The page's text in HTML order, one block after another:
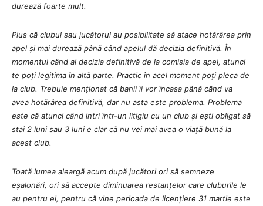
durează foarte mult.
Plus că clubul sau jucătorul au posibilitate să atace hotărârea prin
apel și mai durează până când apelul dă decizia definitivă. În
momentul când ai decizia definitivă de la comisia de apel, atunci
te poți legitima în altă parte. Practic în acel moment poți pleca de
la club. Trebuie menționat că banii îi vor încasa până când va
avea hotărârea definitivă, dar nu asta este problema. Problema
este că atunci când intri într-un litigiu cu un club și ești obligat să
stai 2 luni sau 3 luni e clar că nu vei mai avea o viață bună la
acest club.
Toată lumea aleargă acum după jucători ori să semneze
eșalonări, ori să accepte diminuarea restanțelor care cluburile le
au pentru ei, pentru că vine perioada de licențiere 31 martie este